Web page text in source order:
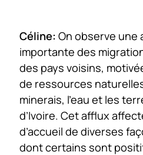
Céline: On observe une
importante des
des pays voisins,
de ressources
minerais, l’eau et les
d’Ivoire. Cet afflux
d’accueil de diverses
dont certains sont